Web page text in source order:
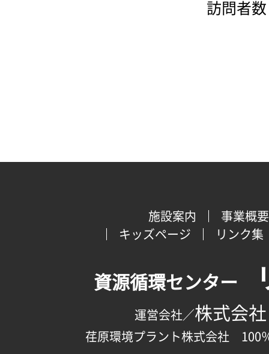
訪問者
施設案内
事業概要
キッズページ
リンク集
資源循環センター
運営会社／株式会
荏原環境プラント株式会社 100